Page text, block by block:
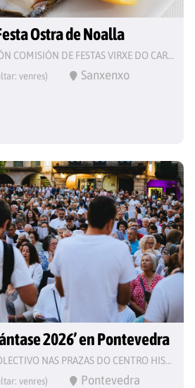
Ostra de Noalla
ASOCIACIÓN COMISIÓN DE FESTAS VIRXE DO CARME
venres) Sanxenxo
2026’ en Pontevedra
CANTO COLECTIVO NAS PRAZAS DO CENTRO HISTÓRICO
venres) Pontevedra